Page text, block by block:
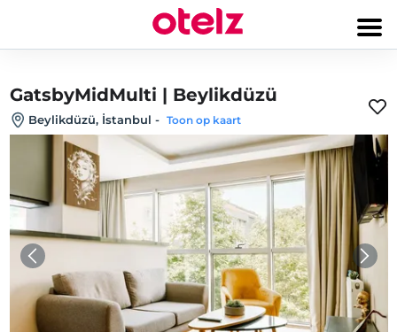
GatsbyMidMulti | Beylikdüzü
Beylikdüzü, İstanbul - Toon op kaart